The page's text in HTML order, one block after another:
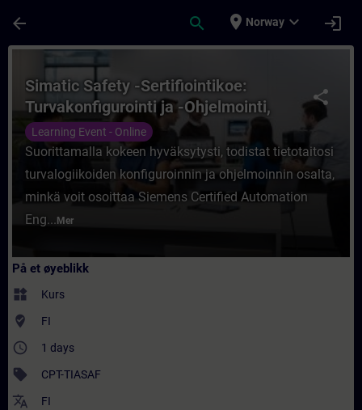
arrow_back search place Norway expand_more login
Kurs - Simatic Safety -Sertifiointikoe:
share
Simatic Safety -Sertifiointikoe:
Turvakonfigurointi ja -Ohjelmointi,
Etäkoulutus
Learning Event - Online
Suorittamalla kokeen hyväksytysti, todistat tietotaitosi
turvalogiikoiden konfiguroinnin ja ohjelmoinnin osalta,
minkä voit osoittaa Siemens Certified Automation
Eng... Mer
På et øyeblikk
widgets Kurs
where_to_vote FI
access_time 1 days
sell CPT-TIASAF
translate FI